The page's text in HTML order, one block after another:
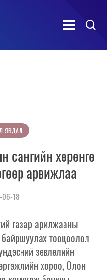
ЯВДАЛ
сангийн хөрөнгө
арвижлаа
06-18
газар арилжааны
тооцоолол
зөвлөлийн
хороо, Олон